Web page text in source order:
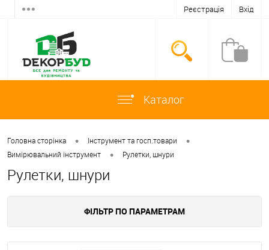
Реєстрація Вхід
Каталог
Головна сторінка • Інструмент та госп.товари •
Вимірювальний інструмент • Рулетки, шнури
Рулетки, шнури
ФІЛЬТР ПО ПАРАМЕТРАМ